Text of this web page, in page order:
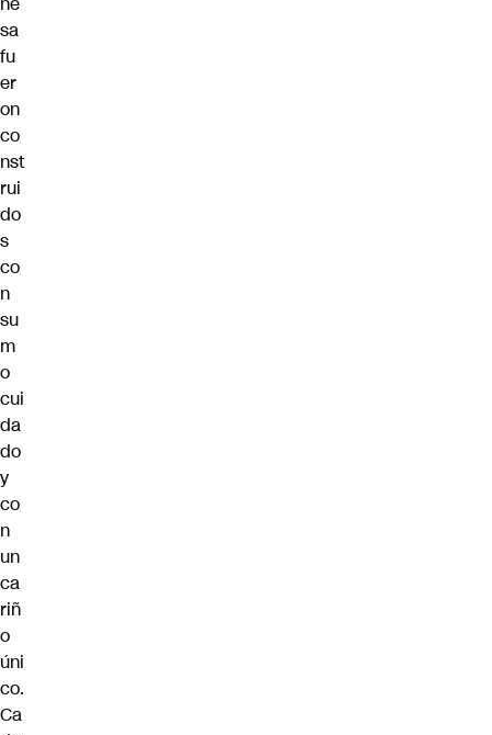
sa
fu
er
on
co
nst
rui
do
s
co
n
su
m
o
cui
da
do
y
co
n
un
ca
riñ
o
úni
co.
Ca